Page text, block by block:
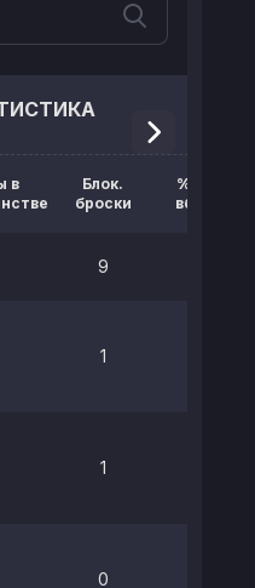
в
Блок.
броски
% выигр.
вбрасыв.
9
1
1
0